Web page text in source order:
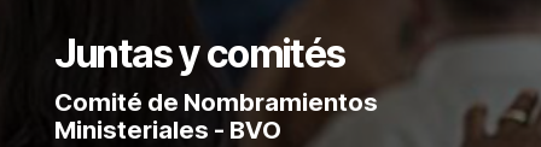
Juntas y comités
Comité de Nombramientos
Ministeriales - BVO